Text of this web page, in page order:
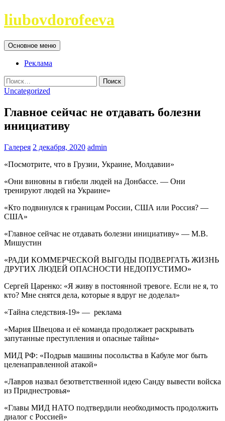
Перейти
к
liubovdorofeeva
Поиск
Основное меню
Реклама
Найти:
Uncategorized
Главное сейчас не отдавать болезни
инициативу
Галерея 2 декабря, 2020 admin
«Посмотрите, что в Грузии, Украине, Молдавии»
«Они виновны в гибели людей на Донбассе. — Они
тренируют людей на Украине»
«Кто подвинулся к границам России, США или Россия? —
США»
«Главное сейчас не отдавать болезни инициативу» — М.В.
Мишустин
«РАДИ КОММЕРЧЕСКОЙ ВЫГОДЫ ПОДВЕРГАТЬ ЖИЗНЬ
ДРУГИХ ЛЮДЕЙ ОПАСНОСТИ НЕДОПУСТИМО»
Сергей Царенко: «Я живу в постоянной тревоге. Если не я, то
кто? Мне снятся дела, которые я вдруг не доделал»
«Тайна следствия-19» — реклама
«Мария Швецова и её команда продолжает раскрывать
запутанные преступления и опасные тайны»
МИД РФ: «Подрыв машины посольства в Кабуле мог быть
целенаправленной атакой»
«Лавров назвал безответственной идею Санду вывести войска
из Приднестровья»
«Главы МИД НАТО подтвердили необходимость продолжить
диалог с Россией»